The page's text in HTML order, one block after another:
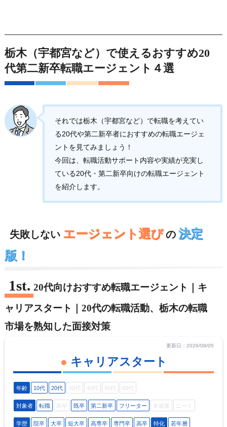
栃木（宇都宮など）で使えるおすすめ20
代第二新卒転職エージェント４選
それでは栃木（宇都宮など）で転職を考えてい
る20代や第二新卒者におすすめの転職エージェ
ントを見てみましょう！
今回は、転職活動サポート内容や実績が充実し
ている20代・第二新卒向けの転職エージェント
を紹介します。
失敗しない エージェント選びの 決定
版！
20代向けおすすめ転職エージェント｜キ
ャリアスタート｜20代の転職活動、栃木の転職
市場を熟知した面接対策
更新日：2026/08/05
キャリアスタート
年齢 10代 20代 30代 40代 50代 60代
対象者 転職 新卒 既卒 第二新卒 フリーター 未就業 ニート
学歴 院卒 大卒 短大卒 高専卒 専門卒 高卒 特化 若年層